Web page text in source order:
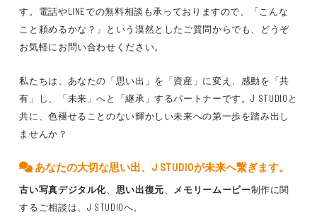
す。電話やLINEでの無料相談も承っておりますので、「こんな
こと頼めるかな？」という漠然としたご質問からでも、どうぞ
お気軽にお問い合わせください。
私たちは、あなたの「思い出」を「資産」に変え、感動を「共
有」し、「未来」へと「継承」するパートナーです。J STUDIOと
共に、色褪せることのない輝かしい未来への第一歩を踏み出し
ませんか？
あなたの大切な思い出、J STUDIOが未来へ繋ぎます。
古い写真デジタル化 思い出復元 メモリームービー制作に関
するご相談は、J STUDIOへ。